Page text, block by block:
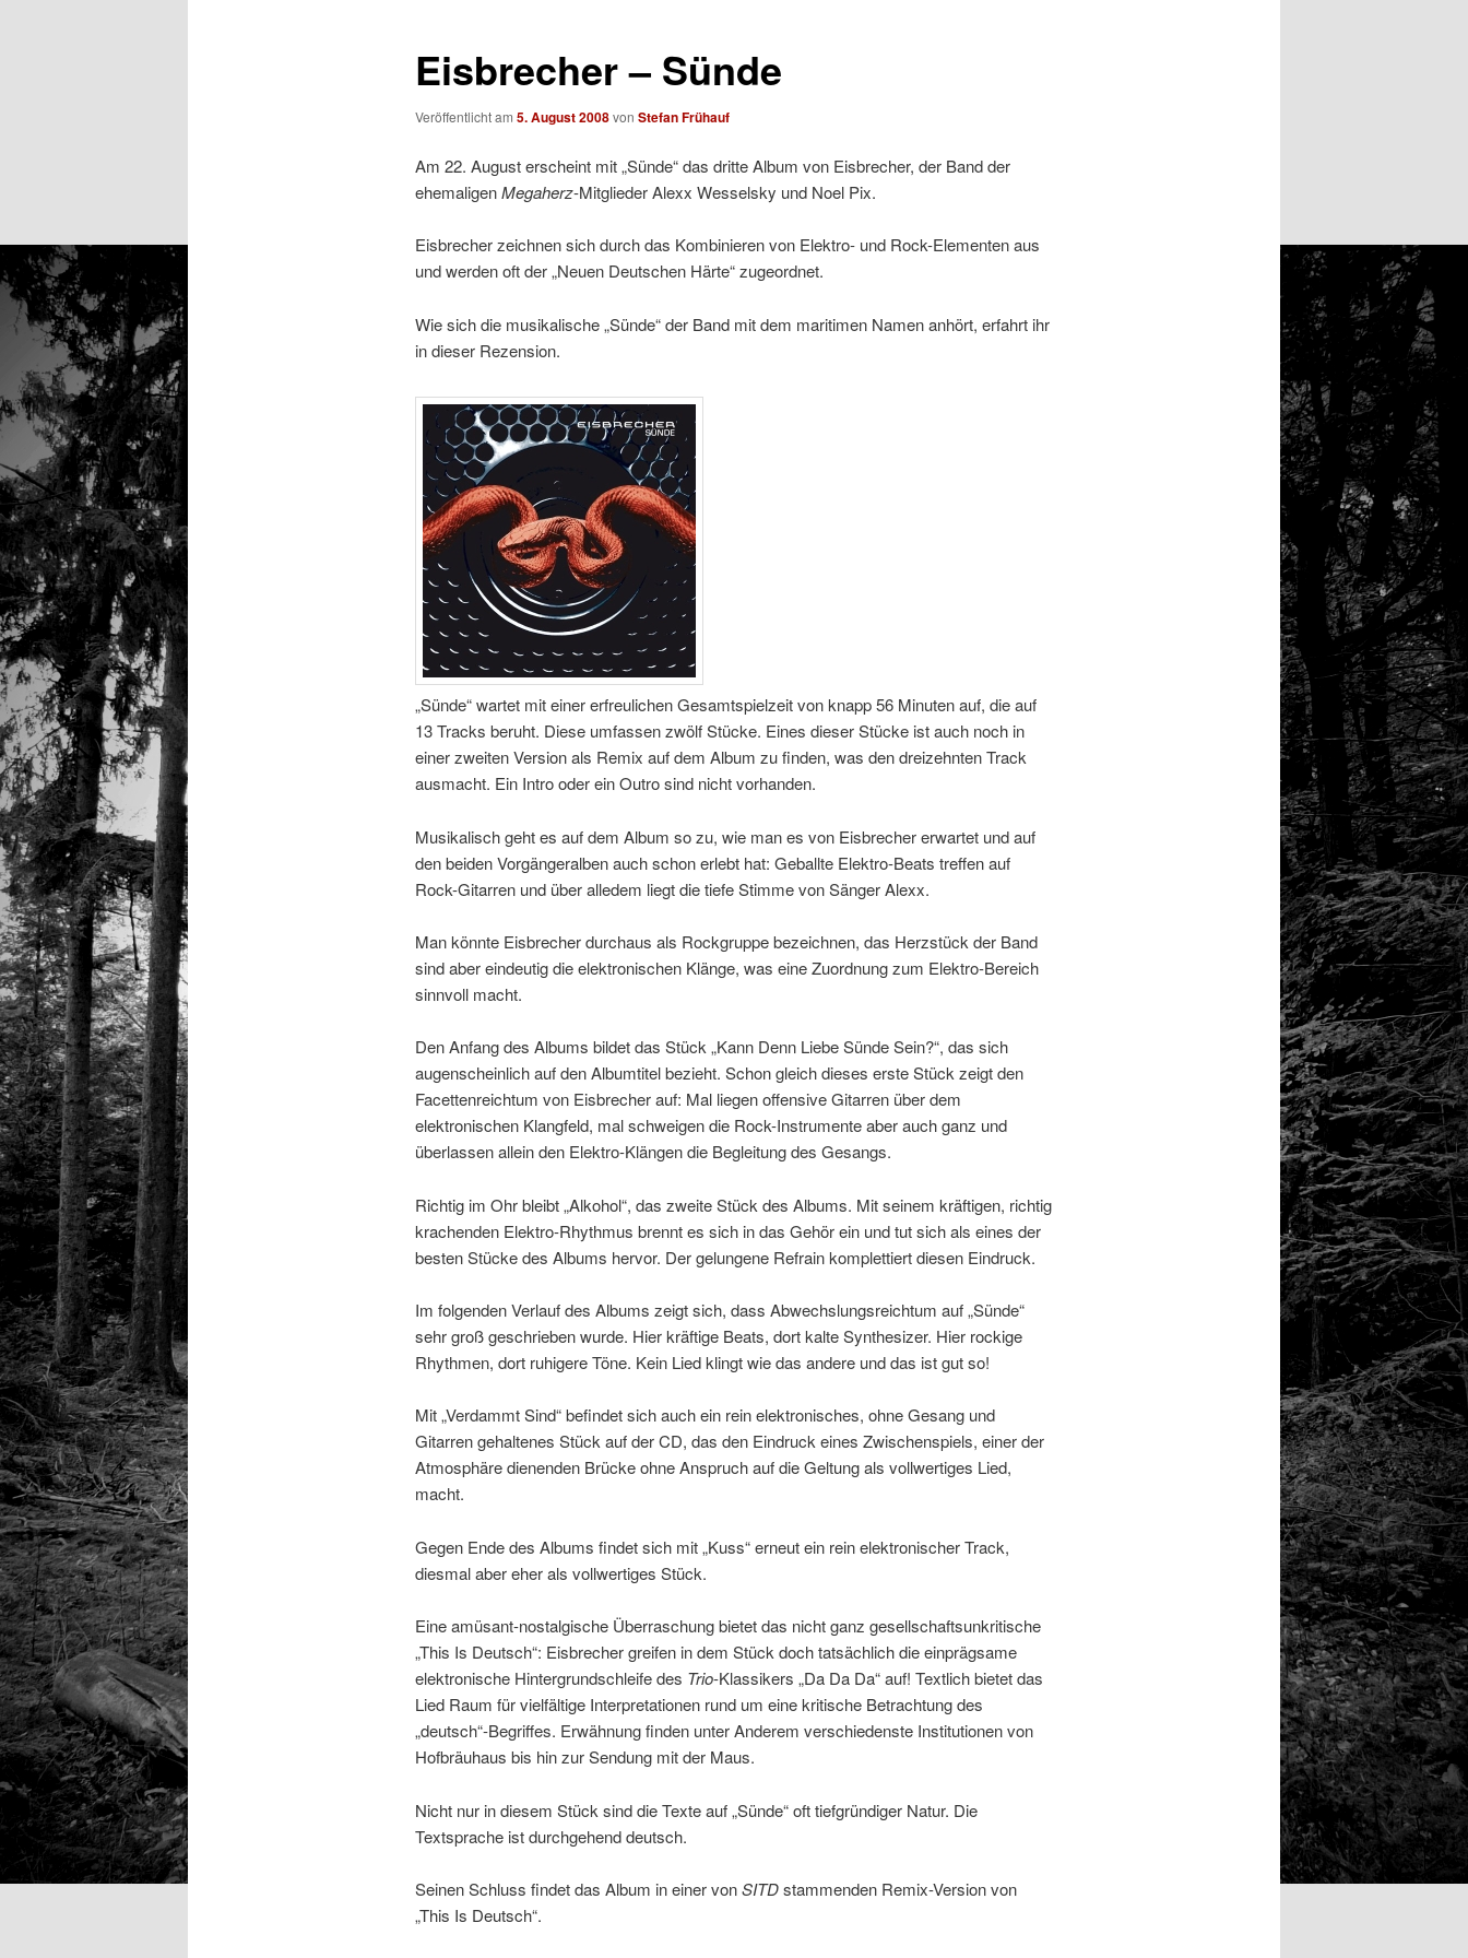
Eisbrecher – Sünde
Veröffentlicht am 5. August 2008von Stefan Frühauf
Am 22. August erscheint mit „Sünde“ das dritte Album von Eisbrecher, der Band der
ehemaligenMegaherz-Mitglieder Alexx Wesselsky und Noel Pix.
Eisbrecher zeichnen sich durch das Kombinieren von Elektro- und Rock-Elementen aus
und werden oft der „Neuen Deutschen Härte“ zugeordnet.
Wie sich die musikalische „Sünde“ der Band mit dem maritimen Namen anhört, erfahrt ihr
in dieser Rezension.
„Sünde“ wartet mit einer erfreulichen Gesamtspielzeit von knapp 56 Minuten auf, die auf
13 Tracks beruht. Diese umfassen zwölf Stücke. Eines dieser Stücke ist auch noch in
einer zweiten Version als Remix auf dem Album zu finden, was den dreizehnten Track
ausmacht. Ein Intro oder ein Outro sind nicht vorhanden.
Musikalisch geht es auf dem Album so zu, wie man es von Eisbrecher erwartet und auf
den beiden Vorgängeralben auch schon erlebt hat: Geballte Elektro-Beats treffen auf
Rock-Gitarren und über alledem liegt die tiefe Stimme von Sänger Alexx.
Man könnte Eisbrecher durchaus als Rockgruppe bezeichnen, das Herzstück der Band
sind aber eindeutig die elektronischen Klänge, was eine Zuordnung zum Elektro-Bereich
sinnvoll macht.
Den Anfang des Albums bildet das Stück „Kann Denn Liebe Sünde Sein?“, das sich
augenscheinlich auf den Albumtitel bezieht. Schon gleich dieses erste Stück zeigt den
Facettenreichtum von Eisbrecher auf: Mal liegen offensive Gitarren über dem
elektronischen Klangfeld, mal schweigen die Rock-Instrumente aber auch ganz und
überlassen allein den Elektro-Klängen die Begleitung des Gesangs.
Richtig im Ohr bleibt „Alkohol“, das zweite Stück des Albums. Mit seinem kräftigen, richtig
krachenden Elektro-Rhythmus brennt es sich in das Gehör ein und tut sich als eines der
besten Stücke des Albums hervor. Der gelungene Refrain komplettiert diesen Eindruck.
Im folgenden Verlauf des Albums zeigt sich, dass Abwechslungsreichtum auf „Sünde“
sehr groß geschrieben wurde. Hier kräftige Beats, dort kalte Synthesizer. Hier rockige
Rhythmen, dort ruhigere Töne. Kein Lied klingt wie das andere und das ist gut so!
Mit „Verdammt Sind“ befindet sich auch ein rein elektronisches, ohne Gesang und
Gitarren gehaltenes Stück auf der CD, das den Eindruck eines Zwischenspiels, einer der
Atmosphäre dienenden Brücke ohne Anspruch auf die Geltung als vollwertiges Lied,
macht.
Gegen Ende des Albums findet sich mit „Kuss“ erneut ein rein elektronischer Track,
diesmal aber eher als vollwertiges Stück.
Eine amüsant-nostalgische Überraschung bietet das nicht ganz gesellschaftsunkritische
„This Is Deutsch“: Eisbrecher greifen in dem Stück doch tatsächlich die einprägsame
elektronische Hintergrundschleife des Trio-Klassikers „Da Da Da“ auf! Textlich bietet das
Lied Raum für vielfältige Interpretationen rund um eine kritische Betrachtung des
„deutsch“-Begriffes. Erwähnung finden unter Anderem verschiedenste Institutionen von
Hofbräuhaus bis hin zur Sendung mit der Maus.
Nicht nur in diesem Stück sind die Texte auf „Sünde“ oft tiefgründiger Natur. Die
Textsprache ist durchgehend deutsch.
Seinen Schluss findet das Album in einer vonSITDstammenden Remix-Version von
„This Is Deutsch“.